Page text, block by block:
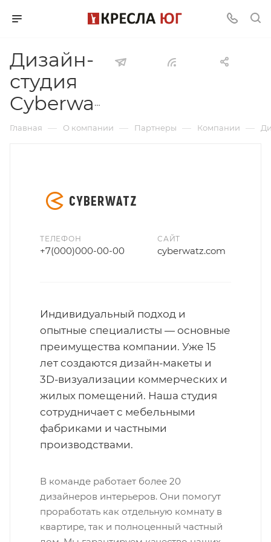
Дизайн-
студия
Cyberwatz
Главная — О компании — Партнеры — Компании —
ТЕЛЕФОН
+7(000)000-00-00
САЙТ
сyberwatz.com
Индивидуальный подход и
опытные специалисты — основные
преимущества компании. Уже 15
лет создаются дизайн-макеты и
3D-визуализации коммерческих и
жилых помещений. Наша студия
сотрудничает с мебельными
фабриками и частными
производствами.
В команде работает более 20
дизайнеров интерьеров. Они помогут
проработать как отдельную комнату в
квартире, так и полноценный частный